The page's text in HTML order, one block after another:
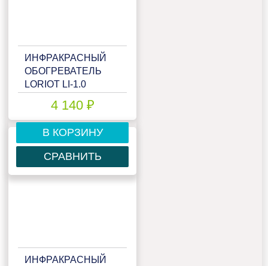
ИНФРАКРАСНЫЙ
ОБОГРЕВАТЕЛЬ
LORIOT LI-1.0
4 140 ₽
В КОРЗИНУ
СРАВНИТЬ
ИНФРАКРАСНЫЙ